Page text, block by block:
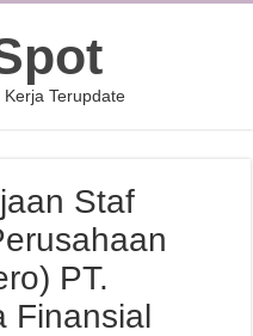
Terupdate
Staf
PT.
Finansial